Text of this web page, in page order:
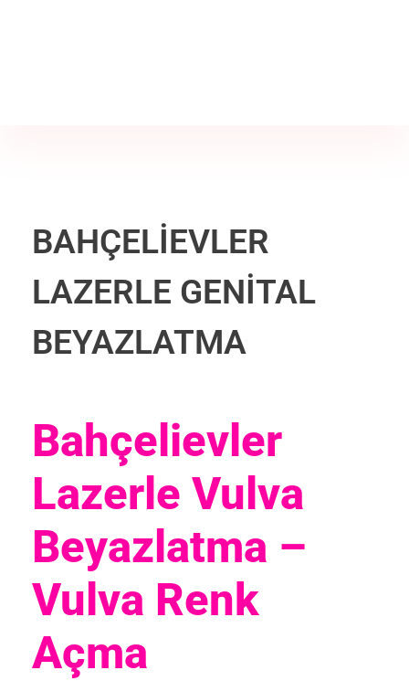
BAHÇELİEVLER
LAZERLE GENİTAL
BEYAZLATMA
Bahçelievler
Lazerle Vulva
Beyazlatma –
Vulva Renk
Açma